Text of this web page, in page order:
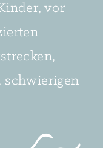
vor
schwierigen